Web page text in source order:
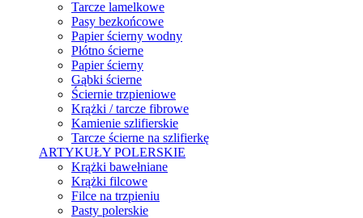
Tarcze lamelkowe
Pasy bezkońcowe
Papier ścierny wodny
Płótno ścierne
Papier ścierny
Gąbki ścierne
Ściernie trzpieniowe
Krążki / tarcze fibrowe
Kamienie szlifierskie
Tarcze ścierne na szlifierkę
ARTYKUŁY POLERSKIE
Krążki bawełniane
Krążki filcowe
Filce na trzpieniu
Pasty polerskie